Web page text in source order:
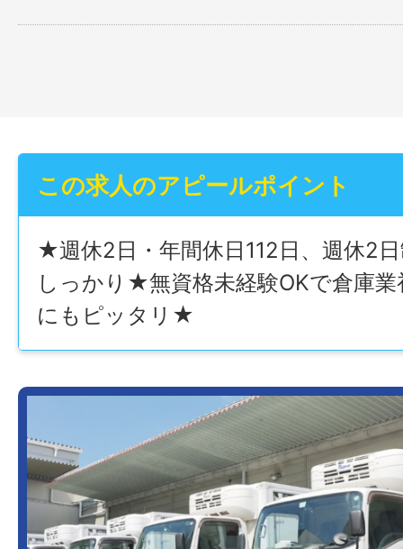
この求人のアピールポイント
★週休2日・年間休日112日、週休2
しっかり★無資格未経験OKで倉庫
にもピッタリ★